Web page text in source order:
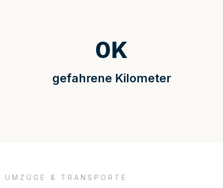
gefahrene Kilometer
0K
UMZÜGE & TRANSPORTE